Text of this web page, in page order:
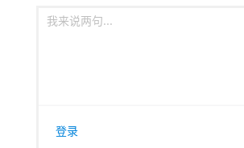
登录